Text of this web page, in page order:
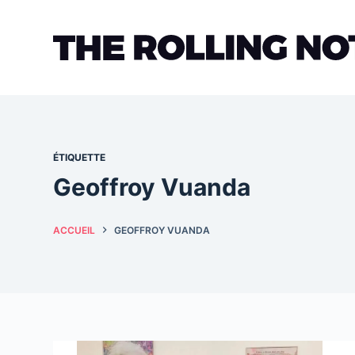
ÉTIQUETTE
Geoffroy Vuanda
ACCUEIL GEOFFROY VUANDA